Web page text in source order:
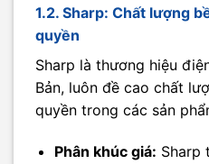
1.2. Sharp: Chất lượng
quyền
Sharp là thương hiệu
Bản, luôn đề cao chất
quyền trong các sản
Phân khúc giá: Sharp